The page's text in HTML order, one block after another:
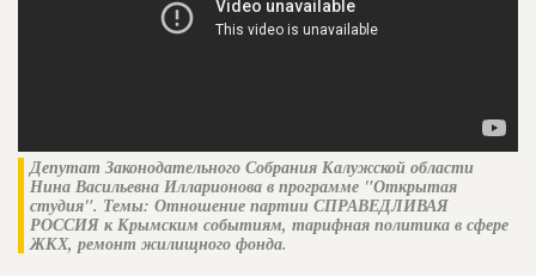
Депутат Законодательного Собрания Калужской области
Нина Васильевна Илларионова в программе "Открытая
студия". Темы: Отношение партии СПРАВЕДЛИВАЯ
РОССИЯ к Крымским событиям, тарифная политика в сфере
ЖКХ, ремонт жилищного фонда.